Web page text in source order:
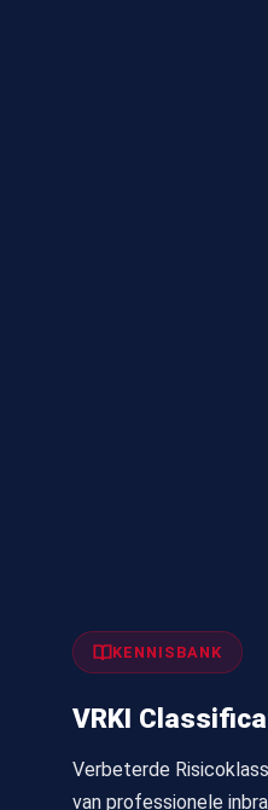
KENNISBANK
VRKI
Verbeterde
van professionele